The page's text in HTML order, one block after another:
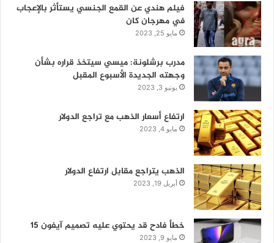
فيلم هندي عن القمع الجنسي يستأثر بالإعجاب
في مهرجان كان
مايو 25, 2023
مدرب برشلونة: ميسي سيتخذ قراره بشأن
وجهته الجديدة الأسبوع المقبل
يونيو 3, 2023
ارتفاع أسعار الذهب مع تراجع الدولار
مايو 4, 2023
الذهب يتراجع مقابل ارتفاع الدولار
أبريل 19, 2023
خطأ فادح قد يحتوي عليه تصميم آيفون 15
مايو 9, 2023